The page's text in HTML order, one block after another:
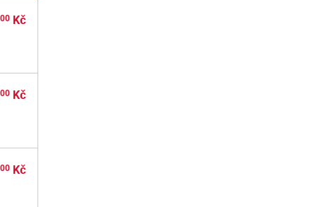
00 Kč
00 Kč
00 Kč